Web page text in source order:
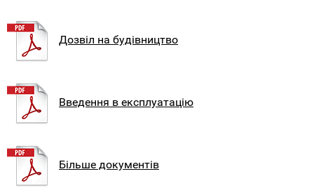
Дозвіл на будівництво
Введення в експлуатацію
Більше документів